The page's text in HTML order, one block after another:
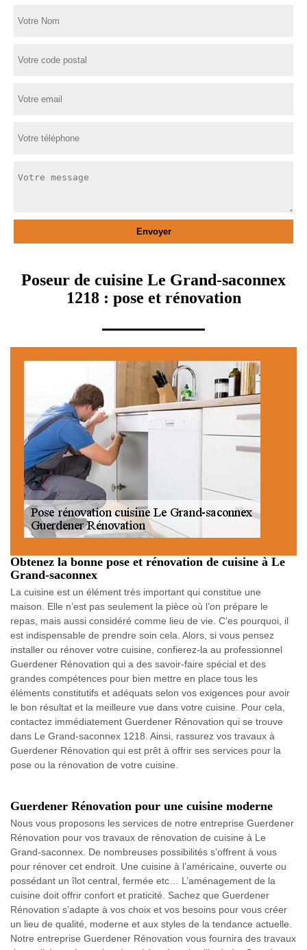
Poseur de cuisine Le Grand-saconnex
1218 : pose et rénovation
Obtenez la bonne pose et rénovation de cuisine à Le
Grand-saconnex
La cuisine est un élément très important qui constitue une
maison. Elle n’est pas seulement la pièce où l’on prépare le
repas, mais aussi considéré comme lieu de vie. C’es pourquoi, il
est indispensable de prendre soin cela. Alors, si vous pensez
installer ou rénover votre cuisine, confierez-la au professionnel
Guerdener Rénovation qui a des savoir-faire spécial et des
grandes compétences pour bien mettre en place tous les
éléments constitutifs et adéquats selon vos exigences pour avoir
le bon résultat et la meilleure vue dans votre cuisine. Pour cela,
contactez immédiatement Guerdener Rénovation qui se trouve
dans Le Grand-saconnex 1218. Ainsi, rassurez vos travaux à
Guerdener Rénovation qui est prêt à offrir ses services pour la
pose ou la rénovation de votre cuisine.
Guerdener Rénovation pour une cuisine moderne
Nous vous proposons les services de notre entreprise Guerdener
Rénovation pour vos travaux de rénovation de cuisine à Le
Grand-saconnex. De nombreuses possibilités s’offrent à vous
pour rénover cet endroit. Une cuisine à l’américaine, ouverte ou
possédant un îlot central, fermée etc… L’aménagement de la
cuisine doit offrir confort et praticité. Sachez que Guerdener
Rénovation s’adapte à vos choix et vos besoins pour vous créer
un lieu de qualité, moderne et aux styles de la tendance actuelle.
Notre entreprise Guerdener Rénovation vous fournira des travaux